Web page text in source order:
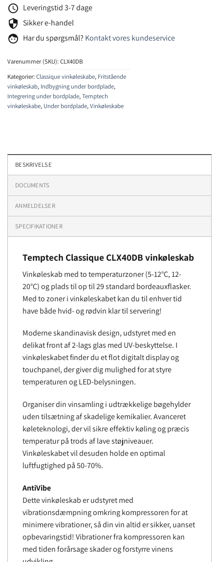
schedule Leveringstid 3-7 dage
security Sikker e-handel
face Har du spørgsmål? Kontakt vores kundeservice
Varenummer (SKU):CLX40DB
Kategorier:Classique vinkøleskabe, Fritstående
vinkøleskab, Indbygning under bordplade,
Integrering under bordplade,Temptech
vinkøleskabe, Under bordplade,Vinkøleskabe
BESKRIVELSE
DOCUMENTS
ANMELDELSER
SPECIFIKATIONER
Temptech ClassiqueCLX40DBvinkøleskab
Vinkøleskab med to temperaturzoner (5-12°C, 12-
20°C) og plads til op til 29 standard bordeauxflasker.
Med to zoner i vinkøleskabet kan du til enhver tid
have både hvid- og rødvin klar til servering!
Moderne skandinavisk design, udstyret med en
delikat front af 2-lags glas med UV-beskyttelse. I
vinkøleskabet finder du et flot digitalt display og
touchpanel, der giver dig mulighed for at styre
temperaturen og LED-belysningen.
Organiser din vinsamling i udtrækkelige bøgehylder
uden tilsætning af skadelige kemikalier. Avanceret
køleteknologi, der vil sikre effektiv køling og præcis
temperatur på trods af lave støjniveauer.
Vinkøleskabet vil desuden holde en optimal
luftfugtighed på 50-70%.
AntiVibe
Dette vinkøleskab er udstyret med
vibrationsdæmpning omkring kompressoren for at
minimere vibrationer, så din vin altid er sikker, uanset
opbevaringstid! Vibrationer fra kompressoren kan
med tiden forårsage skader og forstyrre vinens